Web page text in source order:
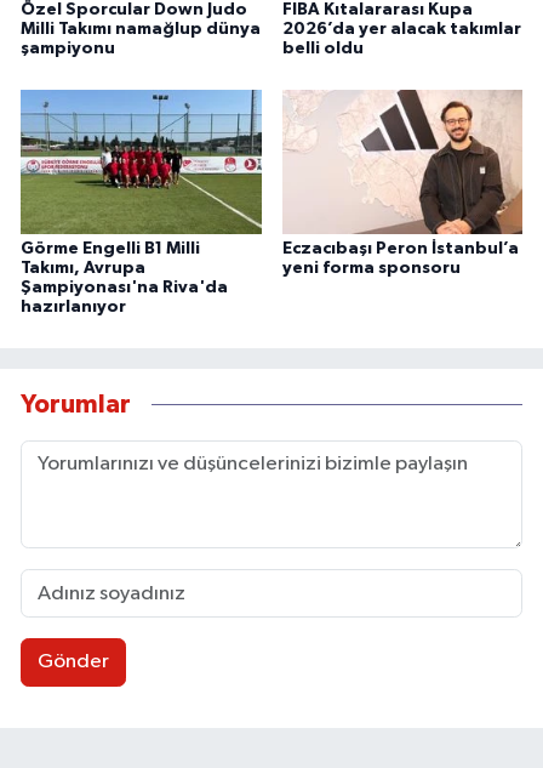
Özel Sporcular Down Judo
Milli Takımı namağlup dünya
şampiyonu
FIBA Kıtalararası Kupa
2026’da yer alacak takımlar
belli oldu
Görme Engelli B1 Milli
Takımı, Avrupa
Şampiyonası'na Riva'da
hazırlanıyor
Eczacıbaşı Peron İstanbul’a
yeni forma sponsoru
Yorumlar
Gönder